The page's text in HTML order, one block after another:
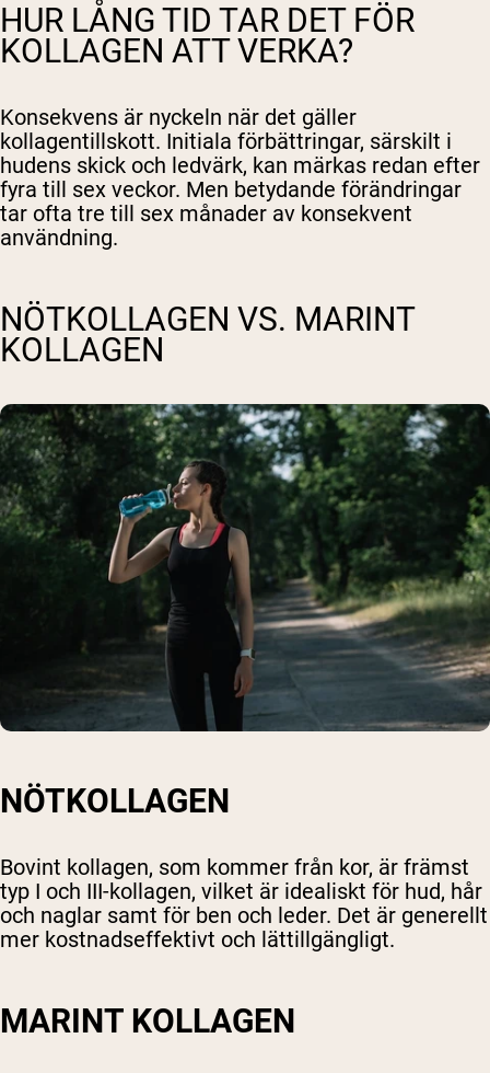
HUR LÅNG TID TAR DET FÖR
KOLLAGEN ATT VERKA?
Konsekvens är nyckeln när det gäller
kollagentillskott. Initiala förbättringar, särskilt i
hudens skick och ledvärk, kan märkas redan efter
fyra till sex veckor. Men betydande förändringar
tar ofta tre till sex månader av konsekvent
användning.
NÖTKOLLAGEN VS. MARINT
KOLLAGEN
NÖTKOLLAGEN
Bovint kollagen, som kommer från kor, är främst
typ I och III-kollagen, vilket är idealiskt för hud, hår
och naglar samt för ben och leder. Det är generellt
mer kostnadseffektivt och lättillgängligt.
MARINT KOLLAGEN